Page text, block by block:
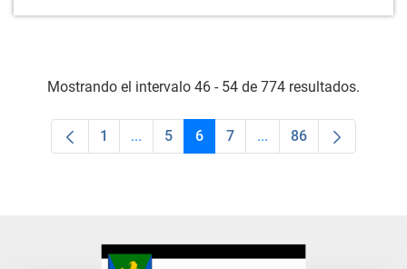
Mostrando el intervalo 46 - 54 de 774 resultados.
Página
1 ...Páginas intermedias Use TAB para
Página
5 Página
6 Página
7 ...Páginas intermedias
Página
86